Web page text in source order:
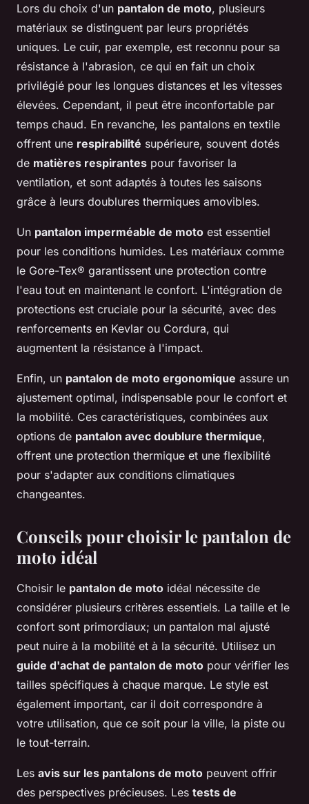
Lors du choix d'un pantalon de moto, plusieurs
matériaux se distinguent par leurs propriétés
uniques. Le cuir, par exemple, est reconnu pour sa
résistance à l'abrasion, ce qui en fait un choix
privilégié pour les longues distances et les vitesses
élevées. Cependant, il peut être inconfortable par
temps chaud. En revanche, les pantalons en textile
offrent une respirabilité supérieure, souvent dotés
de matières respirantes pour favoriser la
ventilation, et sont adaptés à toutes les saisons
grâce à leurs doublures thermiques amovibles.
Un pantalon imperméable de moto est essentiel
pour les conditions humides. Les matériaux comme
le Gore-Tex® garantissent une protection contre
l'eau tout en maintenant le confort. L'intégration de
protections est cruciale pour la sécurité, avec des
renforcements en Kevlar ou Cordura, qui
augmentent la résistance à l'impact.
Enfin, un pantalon de moto ergonomique assure un
ajustement optimal, indispensable pour le confort et
la mobilité. Ces caractéristiques, combinées aux
options de pantalon avec doublure thermique,
offrent une protection thermique et une flexibilité
pour s'adapter aux conditions climatiques
changeantes.
Conseils pour choisir le pantalon de
moto idéal
Choisir le pantalon de moto idéal nécessite de
considérer plusieurs critères essentiels. La taille et le
confort sont primordiaux; un pantalon mal ajusté
peut nuire à la mobilité et à la sécurité. Utilisez un
guide d'achat de pantalon de moto pour vérifier les
tailles spécifiques à chaque marque. Le style est
également important, car il doit correspondre à
votre utilisation, que ce soit pour la ville, la piste ou
le tout-terrain.
Les avis sur les pantalons de moto peuvent offrir
des perspectives précieuses. Les tests de